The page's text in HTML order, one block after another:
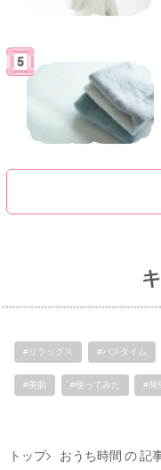
#リラックス #バスタイム
#美肌 #使ってみた #簡
トップ おうち時間 の 記